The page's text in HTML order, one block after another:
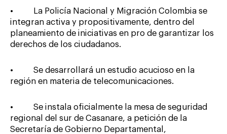
• La Policía Nacional y Migración Colombia se
integran activa y propositivamente, dentro del
planeamiento de iniciativas en pro de garantizar los
derechos de los ciudadanos.
• Se desarrollará un estudio acucioso en la
región en materia de telecomunicaciones.
• Se instala oficialmente la mesa de seguridad
regional del sur de Casanare, a petición de la
Secretaría de Gobierno Departamental,